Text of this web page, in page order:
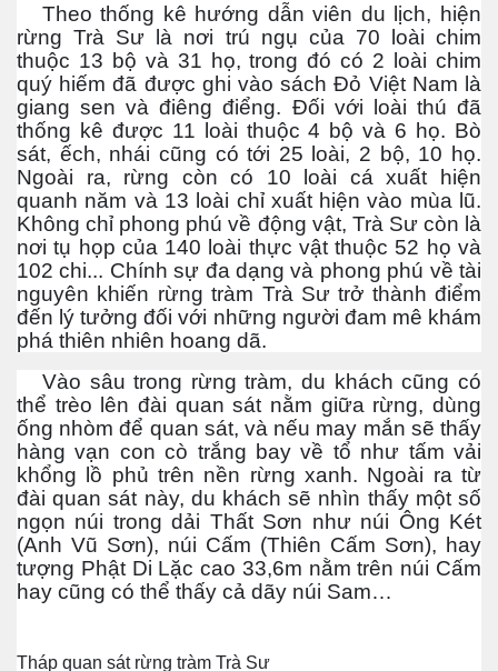
Theo thống kê hướng dẫn viên du lịch, hiện
rừng Trà Sư là nơi trú ngụ của 70 loài chim
thuộc 13 bộ và 31 họ, trong đó có 2 loài chim
quý hiếm đã được ghi vào sách Đỏ Việt Nam là
giang sen và điêng điểng. Đối với loài thú đã
thống kê được 11 loài thuộc 4 bộ và 6 họ. Bò
sát, ếch, nhái cũng có tới 25 loài, 2 bộ, 10 họ.
Ngoài ra, rừng còn có 10 loài cá xuất hiện
quanh năm và 13 loài chỉ xuất hiện vào mùa lũ.
Không chỉ phong phú về động vật, Trà Sư còn là
nơi tụ họp của 140 loài thực vật thuộc 52 họ và
102 chi... Chính sự đa dạng và phong phú về tài
nguyên khiến rừng tràm Trà Sư trở thành điểm
đến lý tưởng đối với những người đam mê khám
phá thiên nhiên hoang dã.
Vào sâu trong rừng tràm, du khách cũng có
thể trèo lên đài quan sát nằm giữa rừng, dùng
ống nhòm để quan sát, và nếu may mắn sẽ thấy
hàng vạn con cò trắng bay về tổ như tấm vải
khổng lồ phủ trên nền rừng xanh. Ngoài ra từ
đài quan sát này, du khách sẽ nhìn thấy một số
ngọn núi trong dải Thất Sơn như núi Ông Két
(Anh Vũ Sơn), núi Cấm (Thiên Cấm Sơn), hay
tượng Phật Di Lặc cao 33,6m nằm trên núi Cấm
hay cũng có thể thấy cả dãy núi Sam…
Tháp quan sát rừng tràm Trà Sư
trên đất lạ